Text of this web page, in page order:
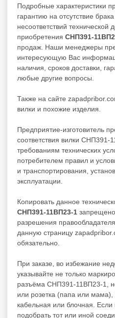
Подробные характеристики
гарантию на отсутствие
несоответствий
приобретения СНП391-
продаж. Наши менеджеры
интересующую Вас
наличия, сроков доставки,
любые другие вопросы.
Также на сайте
вилки и похожие изделия.
Предприятие-изготовитель
соответствия вилки СНП391-
требованиям технических
потребителем правил и
и транспортирования,
эксплуатации.
Копировать данное
СНП391-11ВП23-1
разрешения
данную страницу
обязательно.
При заказе, во избежание
указывайте не только
разъёма СНП391-11ВП23-1,
или розетка (папа или мама),
кабельная или блочная. Если
подобрать тот или иной